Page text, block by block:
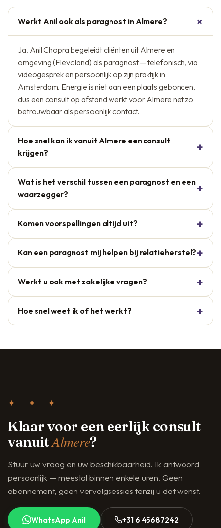
Werkt Anil ook als paragnost in Almere?
Ja. Anil Chopra begeleidt cliënten uit Almere en
omgeving (Flevoland) als paragnost — telefonisch, via
videogesprek en persoonlijk op zijn praktijk in
Amsterdam. Energie is niet aan een plaats gebonden,
dus een consult op afstand werkt voor Almere net zo
betrouwbaar als persoonlijk contact.
Hoe snel kan ik vanuit Almere een consult
krijgen?
Wat is het verschil tussen een paragnost en een
waarzegger?
Komen voorspellingen altijd uit?
Kan een paragnost mij helpen bij relatieherstel?
Werkt u ook met zakelijke vragen?
Hoe snel weet ik of het werkt?
✦ ✦ ✦
Klaar voor een eerlijk consult
vanuitAlmere?
Stuur uw vraag en uw beschikbaarheid. Ik antwoord
persoonlijk — meestal binnen enkele uren. Geen
abonnement, geen vervolgsessies tenzij u dat wenst.
WhatsApp Anil +31 6 45687242